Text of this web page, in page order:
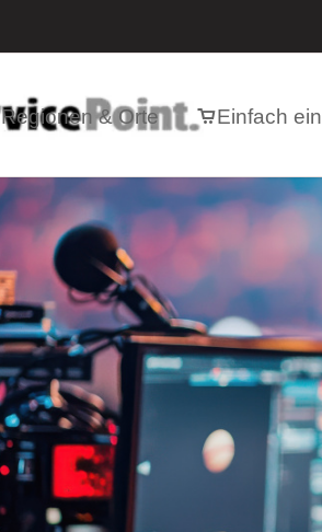
Regionen & Orte Einfach